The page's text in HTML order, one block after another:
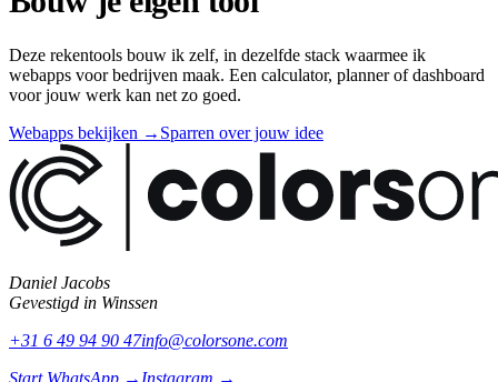
Deze rekentools bouw ik zelf, in dezelfde stack waarmee ik
webapps voor bedrijven maak. Een calculator, planner of dashboard
voor jouw werk kan net zo goed.
Webapps bekijken → Sparren over jouw idee
Daniel Jacobs
Gevestigd in Winssen
+31 6 49 94 90 47info@colorsone.com